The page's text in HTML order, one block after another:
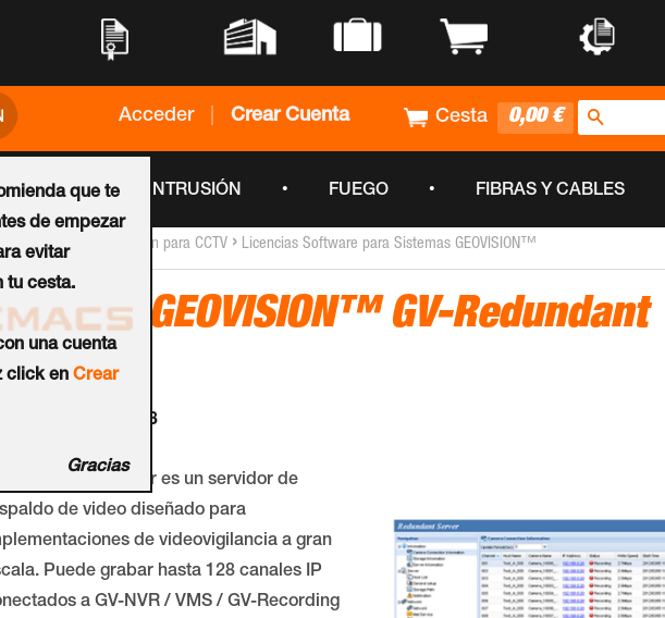
Acceder Crear Cuenta Cesta 0,00 €
que te
de empezar
evitar
tu cesta.
una cuenta
click enCrear
Gracias
CCTV • INTRUSIÓN • FUEGO • FIBRAS Y CABLES
› Software de Gestión para CCTV › Licencias Software para Sistemas GEOVISION™
GEOVISION™ GV-Redundant
55-RDDE0-128
Redundant Server es un servidor de
de video diseñado para
de videovigilancia a gran
Puede grabar hasta 128 canales IP
a GV-NVR / VMS / GV-Recording